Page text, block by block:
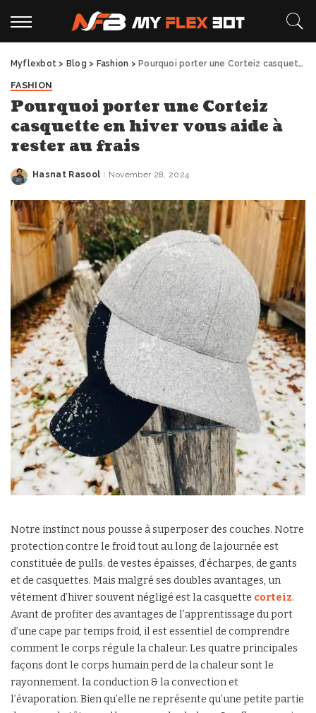
Myflexbot > Blog > Fashion > Pourquoi porter une Corteiz casquette en hiver vous aide à rester au frais
FASHION
Pourquoi porter une Corteiz
casquette en hiver vous aide à
rester au frais
Posted
Hasnat Rasool November 28, 2024
Notre instinct nous pousse à superposer des couches. Notre
protection contre le froid tout au long de la journée est
constituée de pulls. de vestes épaisses, d’écharpes, de gants
et de casquettes. Mais malgré ses doubles avantages, un
vêtement d’hiver souvent négligé est la casquette corteiz.
Avant de profiter des avantages de l’apprentissage du port
d’une cape par temps froid, il est essentiel de comprendre
comment le corps régule la chaleur. Les quatre principales
façons dont le corps humain perd de la chaleur sont le
rayonnement. la conduction & la convection et
l’évaporation. Bien qu’elle ne représente qu’une petite partie